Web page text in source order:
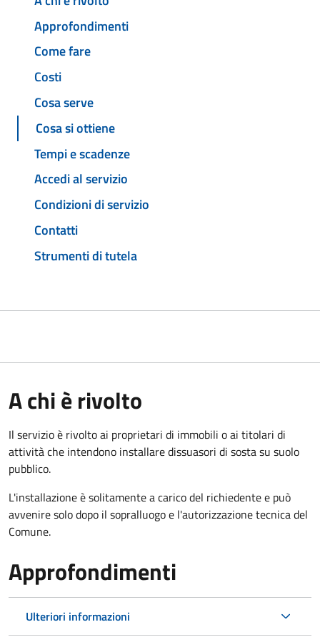
Approfondimenti
Come fare
Costi
Cosa serve
Cosa si ottiene
Tempi e scadenze
Accedi al servizio
Condizioni di servizio
Contatti
Strumenti di tutela
A chi è rivolto
Il servizio è rivolto ai proprietari di immobili o ai titolari di
attività che intendono installare dissuasori di sosta su suolo
pubblico.
L'installazione è solitamente a carico del richiedente e può
avvenire solo dopo il sopralluogo e l'autorizzazione tecnica del
Comune.
Approfondimenti
Ulteriori informazioni